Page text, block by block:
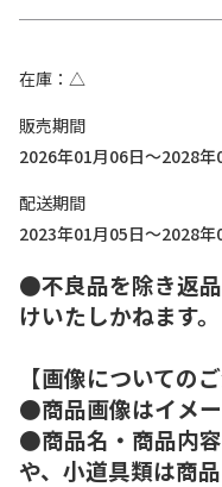
在庫
△
販売期間
2026年01月06日～2028年
配送期間
2023年01月05日～2028年
●不良品を除き返
けいたしかねます。
【画像についてのご
●商品画像はイメー
●商品名・商品内
や、小道具類は商